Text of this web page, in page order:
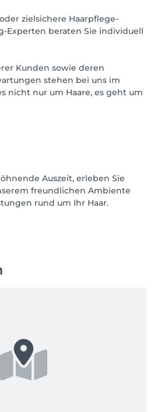
zielsichere Haarpflege-
Experten beraten Sie individuell
Kunden sowie deren
stehen bei uns im
nicht nur um Haare, es geht um
Auszeit, erleben Sie
freundlichen Ambiente
rund um Ihr Haar.